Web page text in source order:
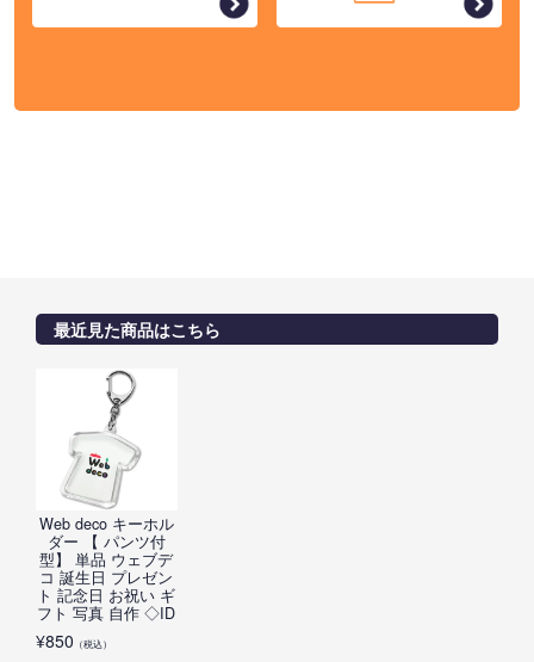
最近見た商品はこちら
Web deco キーホル
ダー 【 パンツ付
型】 単品 ウェブデ
コ 誕生日 プレゼン
ト 記念日 お祝い ギ
フト 写真 自作 ◇ID
¥850 （税込）